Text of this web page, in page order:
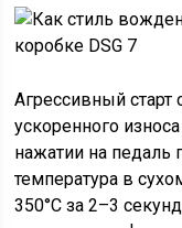
Агрессивный старт
ускоренного
нажатии на педаль
температура в
350°C за 2–3